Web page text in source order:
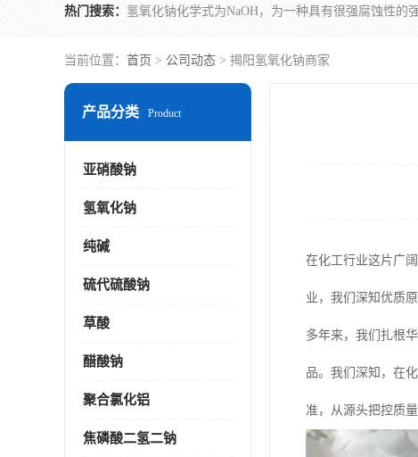
热门搜索：
当前位置： 首页 > 公司动态 > 揭阳氢氧化钠商家
产品分类 Product
亚硝酸钠
氢氧化钠
纯碱
硫代硫酸钠
草酸
醋酸钠
聚合氯化铝
焦磷酸二氢二钠
在化工行业这片广
业，我们深知优质
多年来，我们扎根
品。我们深知，在
准，从源头把控质